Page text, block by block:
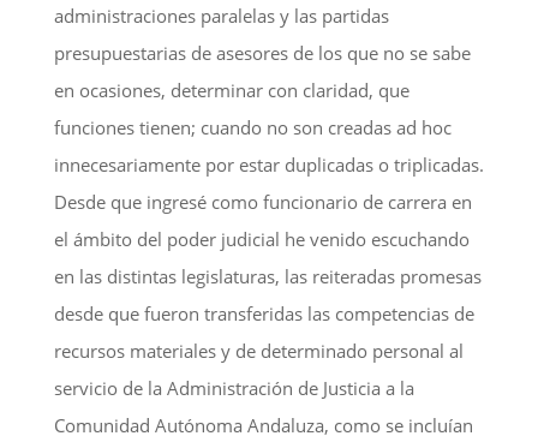
administraciones paralelas y las partidas
presupuestarias de asesores de los que no se sabe
en ocasiones, determinar con claridad, que
funciones tienen; cuando no son creadas ad hoc
innecesariamente por estar duplicadas o triplicadas.
Desde que ingresé como funcionario de carrera en
el ámbito del poder judicial he venido escuchando
en las distintas legislaturas, las reiteradas promesas
desde que fueron transferidas las competencias de
recursos materiales y de determinado personal al
servicio de la Administración de Justicia a la
Comunidad Autónoma Andaluza, como se incluían